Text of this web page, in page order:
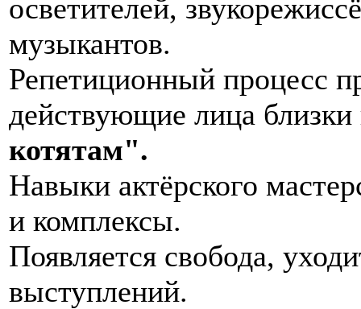
осветителей,
музыкантов.
Репетиционный процесс
действующие лица близки
котятам".
Навыки актёрского
и комплексы.
Появляется свобода,
выступлений.